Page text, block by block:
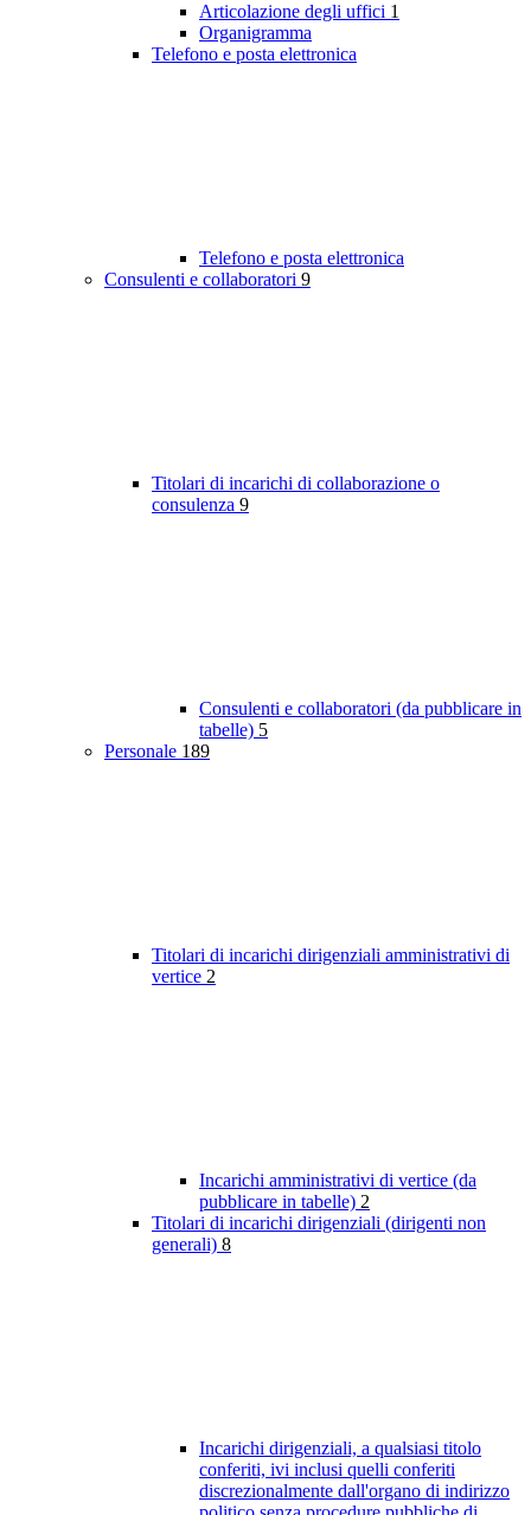
Articolazione degli uffici 1
Organigramma
Telefono e posta elettronica
Telefono e posta elettronica
Consulenti e collaboratori 9
Titolari di incarichi di collaborazione o
consulenza 9
Consulenti e collaboratori (da pubblicare in
tabelle) 5
Personale 189
Titolari di incarichi dirigenziali amministrativi di
vertice 2
Incarichi amministrativi di vertice (da
pubblicare in tabelle) 2
Titolari di incarichi dirigenziali (dirigenti non
generali) 8
Incarichi dirigenziali, a qualsiasi titolo
conferiti, ivi inclusi quelli conferiti
discrezionalmente dall'organo di indirizzo